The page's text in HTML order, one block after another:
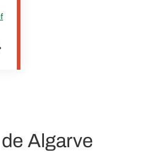
Algarve